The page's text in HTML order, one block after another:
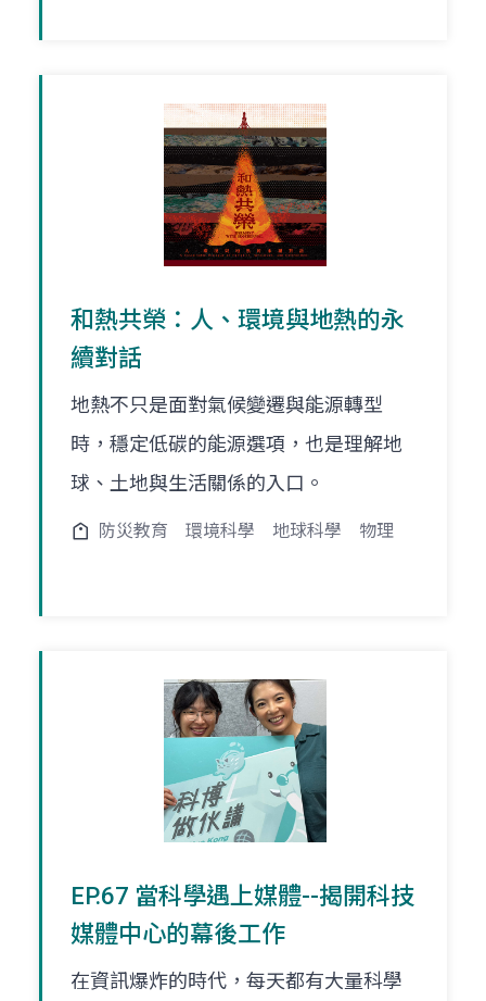
和熱共榮：人、環境與地熱的永
續對話
地熱不只是面對氣候變遷與能源轉型
時，穩定低碳的能源選項，也是理解地
球、土地與生活關係的入口。
防災教育 環境科學 地球科學 物理
EP.67 當科學遇上媒體--揭開科技
媒體中心的幕後工作
在資訊爆炸的時代，每天都有大量科學